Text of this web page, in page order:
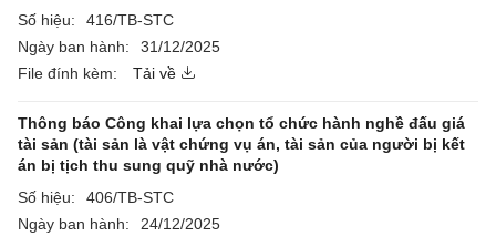
Số hiệu:
416/TB-STC
Ngày ban hành:
31/12/2025
File đính kèm:
Tải về
Thông báo Công khai lựa chọn tổ chức hành nghề đấu giá
tài sản (tài sản là vật chứng vụ án, tài sản của người bị kết
án bị tịch thu sung quỹ nhà nước)
Số hiệu:
406/TB-STC
Ngày ban hành:
24/12/2025